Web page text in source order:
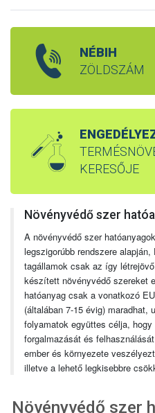
NÉBIH
ZÖLDSZÁM
KERESŐJE
Növényvédő szer
A növényvédő szer
legszigorúbb rendszere
tagállamok csak az így
készített növényvédő szereket
hatóanyag csak a vonatkozó
(általában 7-15 évig)
folyamatok együttes célja,
forgalmazását és
ember és környezete
illetve a lehető legkisebbre
Növényvédő szer